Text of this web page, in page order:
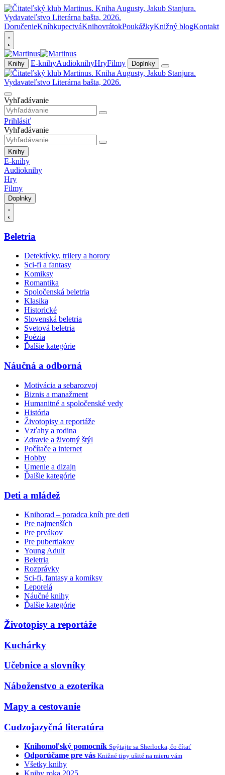
DoručenieKníhkupectváKnihovrátokPoukážkyKnižný blogKontakt
Knihy E-knihyAudioknihyHryFilmy Doplnky
Vyhľadávanie
Prihlásiť
Vyhľadávanie
Knihy
E-knihy
Audioknihy
Hry
Filmy
Doplnky
Beletria
Detektívky, trilery a horory
Sci-fi a fantasy
Komiksy
Romantika
Spoločenská beletria
Klasika
Historické
Slovenská beletria
Svetová beletria
Poézia
Ďalšie kategórie
Náučná a odborná
Motivácia a sebarozvoj
Biznis a manažment
Humanitné a spoločenské vedy
História
Životopisy a reportáže
Vzťahy a rodina
Zdravie a životný štýl
Počítače a internet
Hobby
Umenie a dizajn
Ďalšie kategórie
Deti a mládež
Knihorad – poradca kníh pre deti
Pre najmenších
Pre prvákov
Pre pubertiakov
Young Adult
Beletria
Rozprávky
Sci-fi, fantasy a komiksy
Leporelá
Náučné knihy
Ďalšie kategórie
Životopisy a reportáže
Kuchárky
Učebnice a slovníky
Náboženstvo a ezoterika
Mapy a cestovanie
Cudzojazyčná literatúra
Knihomoľský pomocník Spýtajte sa Sherlocka, čo čítať
Odporúčame pre vás Knižné tipy ušité na mieru vám
Všetky knihy